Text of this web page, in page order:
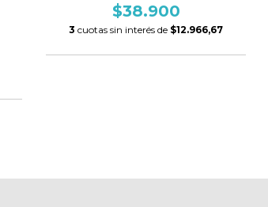
$38.900
3 cuotas sin interés de $12.966,67